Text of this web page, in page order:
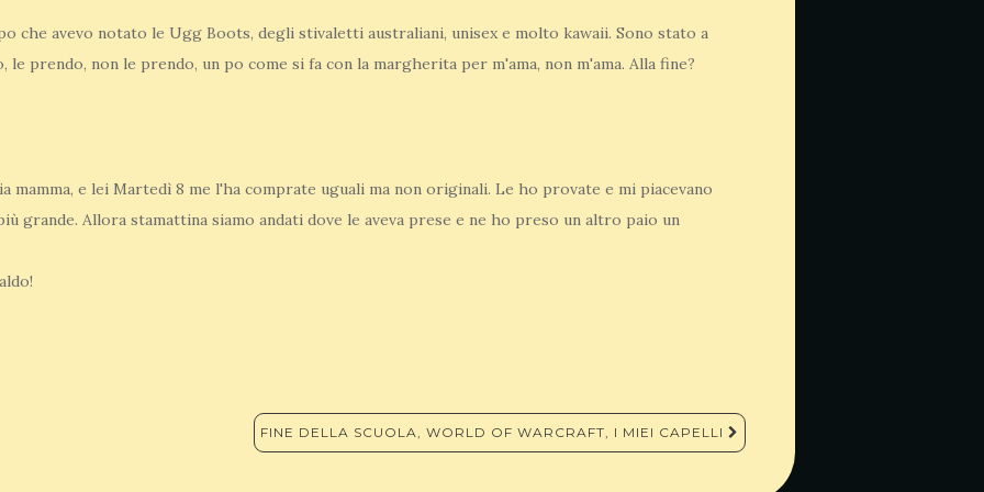
che avevo notato le Ugg Boots, degli stivaletti australiani, unisex e molto kawaii. Sono stato a
prendo, non le prendo, un po come si fa con la margherita per m'ama, non m'ama. Alla fine?
mamma, e lei Martedì 8 me l'ha comprate uguali ma non originali. Le ho provate e mi piacevano
grande. Allora stamattina siamo andati dove le aveva prese e ne ho preso un altro paio un
FINE DELLA SCUOLA, WORLD OF WARCRAFT, I MIEI CAPELLI